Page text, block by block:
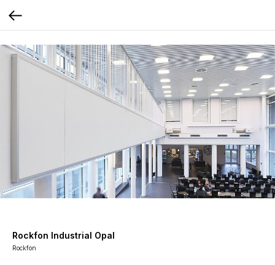
Rockfon Industrial Opal
Rockfon